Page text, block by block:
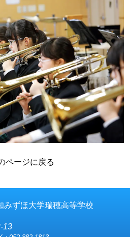
ページに戻る
ずほ大学瑞穂高等学校
13